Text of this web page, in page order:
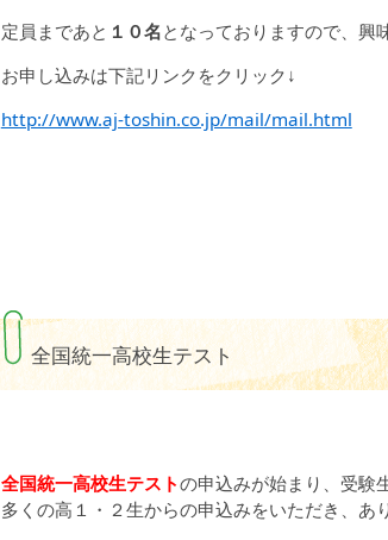
定員まであと １０名となっておりますので、興
お申し込みは下記リンクをクリック↓
http://www.aj-toshin.co.jp/mail/mail.html
全国統一高校生テスト
全国統一高校生テストの申込みが始まり、受験
多くの高１・２生からの申込みをいただき、あ